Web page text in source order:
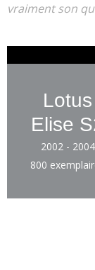
vraiment son
Lotus
Elise
2002 - 2004
800